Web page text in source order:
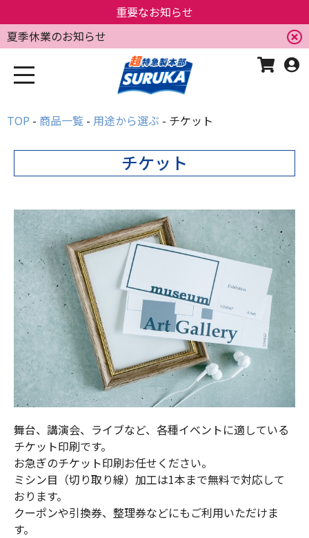
重要なお知らせ
夏季休業のお知らせ
TOP 商品一覧 用途から選ぶ チケット
チケット
舞台、講演会、ライブなど、各種イベントに適している
チケット印刷です。
お急ぎのチケット印刷お任せください。
ミシン目（切り取り線）加工は1本まで無料で対応して
おります。
クーポンや引換券、整理券などにもご利用いただけま
す。